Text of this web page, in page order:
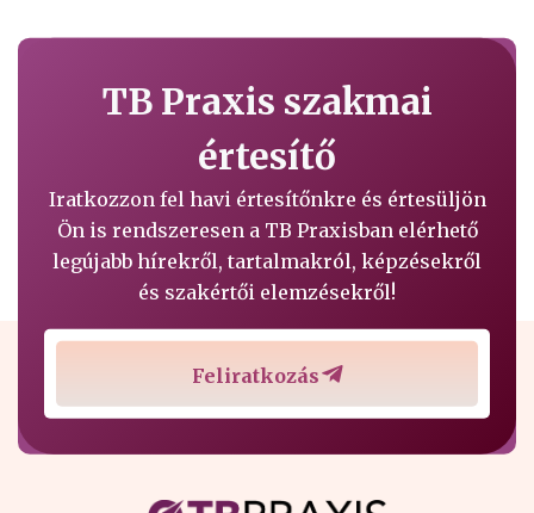
TB Praxis szakmai
értesítő
Iratkozzon fel havi értesítőnkre és értesüljön
Ön is rendszeresen a TB Praxisban elérhető
legújabb hírekről, tartalmakról, képzésekről
és szakértői elemzésekről!
Feliratkozás